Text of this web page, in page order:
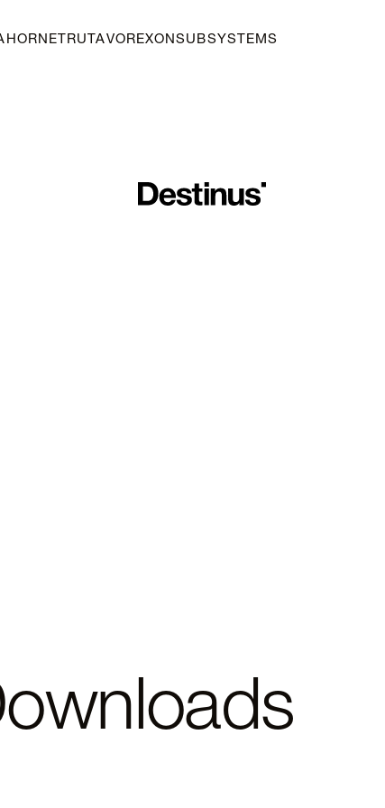
HORNET RUTAVOREXONSUBSYSTEMS